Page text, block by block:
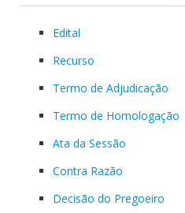
Edital
Recurso
Termo de Adjudicação
Termo de Homologação
Ata da Sessão
Contra Razão
Decisão do Pregoeiro